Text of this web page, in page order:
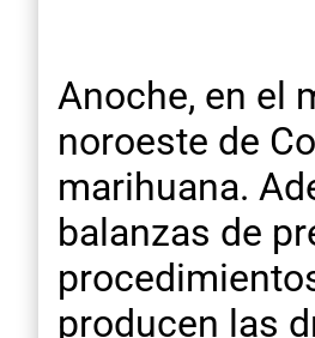
Anoche, en el
noroeste de
marihuana.
balanzas de
producen las